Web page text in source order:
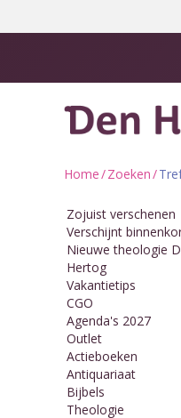
Home/Zoeken/
Zojuist verschenen
Verschijnt
Nieuwe theologie
Hertog
Vakantietips
CGO
Agenda's 2027
Outlet
Actieboeken
Antiquariaat
Bijbels
Theologie